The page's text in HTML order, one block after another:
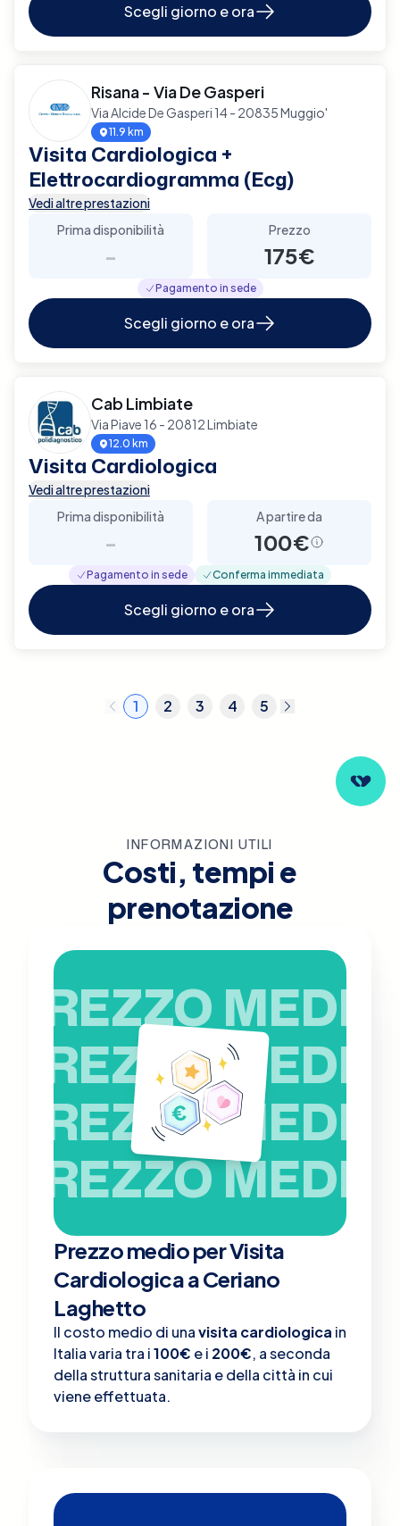
Scegli giorno e ora
Risana - Via De Gasperi
Via Alcide De Gasperi 14 - 20835 Muggio'
11.9 km
Visita Cardiologica +
Elettrocardiogramma (Ecg)
Vedi altre prestazioni
Prima disponibilità
-
Prezzo
175€
Pagamento in sede
Scegli giorno e ora
Cab Limbiate
Via Piave 16 - 20812 Limbiate
12.0 km
Visita Cardiologica
Vedi altre prestazioni
Prima disponibilità
-
A partire da
100€
Pagamento in sede Conferma immediata
Scegli giorno e ora
1 2 3 4 5
INFORMAZIONI UTILI
Costi, tempi e
prenotazione
PREZZO MEDIO
PREZZO MEDIO
PREZZO MEDIO
PREZZO MEDIO
Prezzo medio per Visita
Cardiologica a Ceriano
Laghetto
Il costo medio di unavisita cardiologica in
Italia varia tra i100€ e i 200€, a seconda
della struttura sanitaria e della città in cui
viene effettuata.